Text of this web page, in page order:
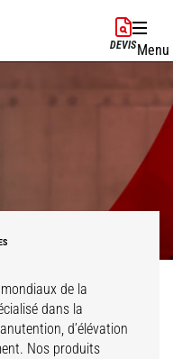
DEVISMenu
de la
dans la
d’élévation
Nos produits